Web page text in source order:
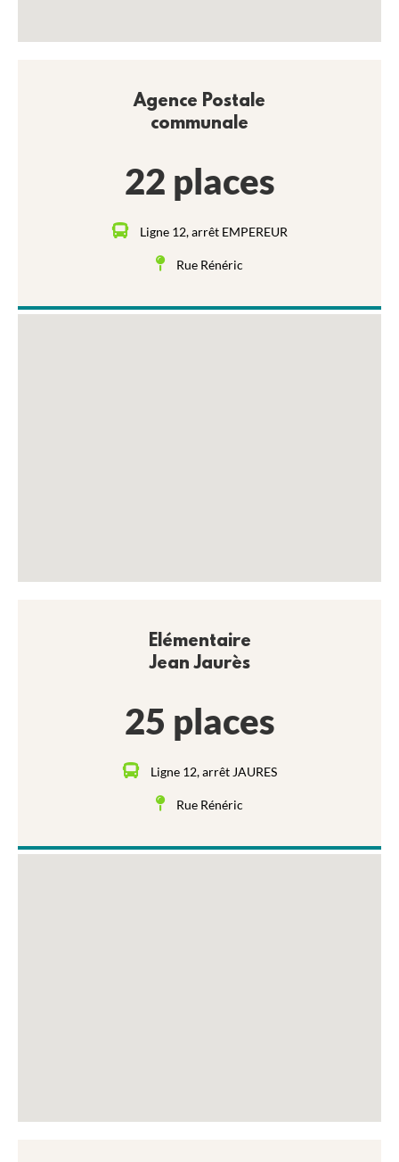
Agence Postale
communale
22 places
Ligne 12, arrêt EMPEREUR
Rue Rénéric
Elémentaire
Jean Jaurès
25 places
Ligne 12, arrêt JAURES
Rue Rénéric